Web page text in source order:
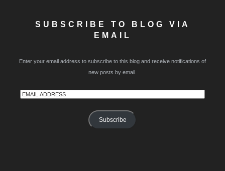
SUBSCRIBE TO BLOG VIA
EMAIL
Enter your email address to subscribe to this blog and receive notifications of
new posts by email.
Email
Subscribe